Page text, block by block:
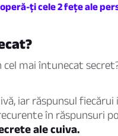
ți cele 2 fețe ale
cel mai întunecat
iar răspunsul fiecărui
în răspunsuri
ale cuiva.